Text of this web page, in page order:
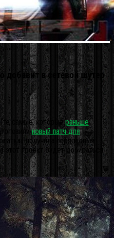
в сетевой шутер
(те самые, которыераньше
новый патч для
получила порядковый
проект будет добираться